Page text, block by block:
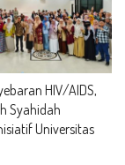
HIV/AIDS,
Syahidah
Universitas